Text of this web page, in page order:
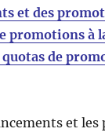
et des
promotions à
de
et